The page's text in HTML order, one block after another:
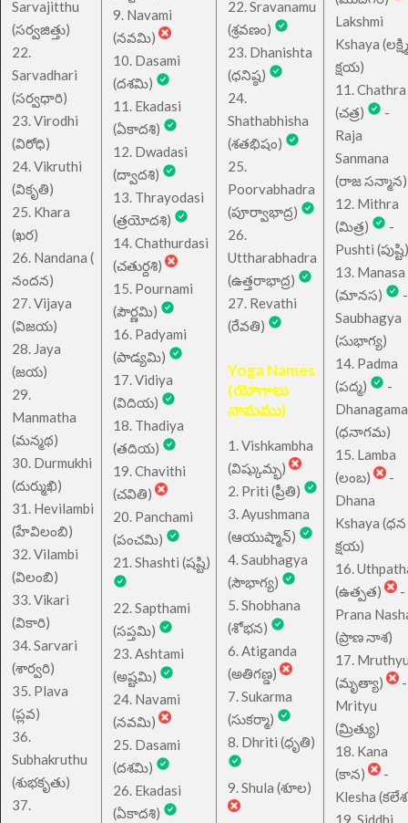
Sarvajitthu
(సర్వజిత్తు)
22.
Sarvadhari
(సర్వధారి)
23. Virodhi
(విరోధి)
24. Vikruthi
(వికృతి)
25. Khara
(ఖర)
26. Nandana (
నందన)
27. Vijaya
(విజయ)
28. Jaya
(జయ)
29.
Manmatha
(మన్మథ)
30. Durmukhi
(దుర్ముఖి)
31. Hevilambi
(హేవిలంబి)
32. Vilambi
(విలంబి)
33. Vikari
(వికారి)
34. Sarvari
(శార్వరి)
35. Plava
(ప్లవ)
36.
Subhakruthu
(శుభకృతు)
37.
9. Navami
(నవమి)
10. Dasami
(దశమి)
11. Ekadasi
(ఏకాదశి)
12. Dwadasi
(ద్వాదశి)
13. Thrayodasi
(త్రయోదశి)
14. Chathurdasi
(చతుర్దశి)
15. Pournami
(పౌర్ణమి)
16. Padyami
(పాడ్యమి)
17. Vidiya
(విదియ)
18. Thadiya
(తదియ)
19. Chavithi
(చవితి)
20. Panchami
(పంచమి)
21. Shashti (షష్టి)
22. Sapthami
(సప్తమి)
23. Ashtami
(అష్టమి)
24. Navami
(నవమి)
25. Dasami
(దశమి)
26. Ekadasi
(ఏకాదశి)
22. Sravanamu
(శ్రవణం)
23. Dhanishta
(ధనిష్ఠ)
24.
Shathabhisha
(శతభిషం)
25.
Poorvabhadra
(పూర్వాభాద్ర)
26.
Uttharabhadra
(ఉత్తరాభాద్ర)
27. Revathi
(రేవతి)
Yoga Names
(యోగాలు
నామము)
1. Vishkambha
(విష్కుమ్భ)
2. Priti (ప్రీతి)
3. Ayushmana
(ఆయుష్మాన్)
4. Saubhagya
(సౌభాగ్య)
5. Shobhana
(శోభన)
6. Atiganda
(అతిగణ్డ)
7. Sukarma
(సుకర్మా)
8. Dhriti (ధృతి)
9. Shula (శూల)
Lakshmi
Kshaya (లక్ష్మి
క్షయ)
11. Chathra
(చత్ర)
-
Raja
Sanmana
(రాజ సన్మాన)
12. Mithra
(మిత్ర)
-
Pushti (పుష్టి)
13. Manasa
(మానస)
-
Saubhagya
(సుభాగ్య)
14. Padma
(పద్మ)
-
Dhanagama
(ధనాగమ)
15. Lamba
(లంబ)
-
Dhana
Kshaya (ధన
క్షయ)
16.
(ఉత్పత)
-
Prana
(ప్రాణ నాశ)
17.
(మృత్యా)
-
Mrityu
(మ్రిత్యు)
18. Kana
(కాన)
-
Klesha
19. Siddhi